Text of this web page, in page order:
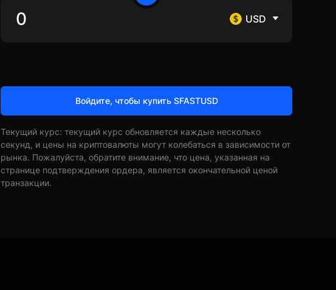
USD
Войдите, чтобы купить SFASTUSD
Текущий курс: текущий курс обновляется каждые несколько
секунд, и цены на криптовалюты могут колебаться в зависимости от
рынка. Пожалуйста, обратите внимание, что цена, указанная на
странице подтверждения ордера, является окончательной ценой
транзакции.